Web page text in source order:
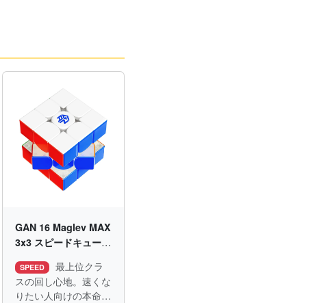
GAN 16 Maglev MAX
3x3 スピードキューブ
SPEED
最上位クラ
スの回し心地。速くな
りたい人向けの本命モ